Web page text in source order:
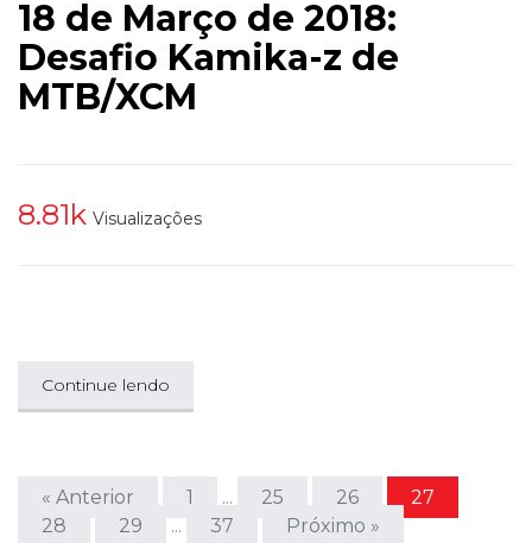
18 de Março de 2018:
Desafio Kamika-z de
MTB/XCM
8.81k Visualizações
Continue lendo
« Anterior 1 … 25 26
27
28
29 … 37 Próximo »